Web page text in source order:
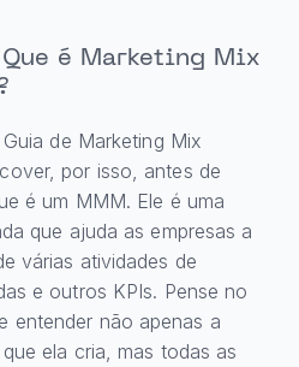
é Marketing Mix
de Marketing Mix
por isso, antes de
é um MMM. Ele é uma
que ajuda as empresas a
várias atividades de
e outros KPIs. Pense no
entender não apenas a
ela cria, mas todas as